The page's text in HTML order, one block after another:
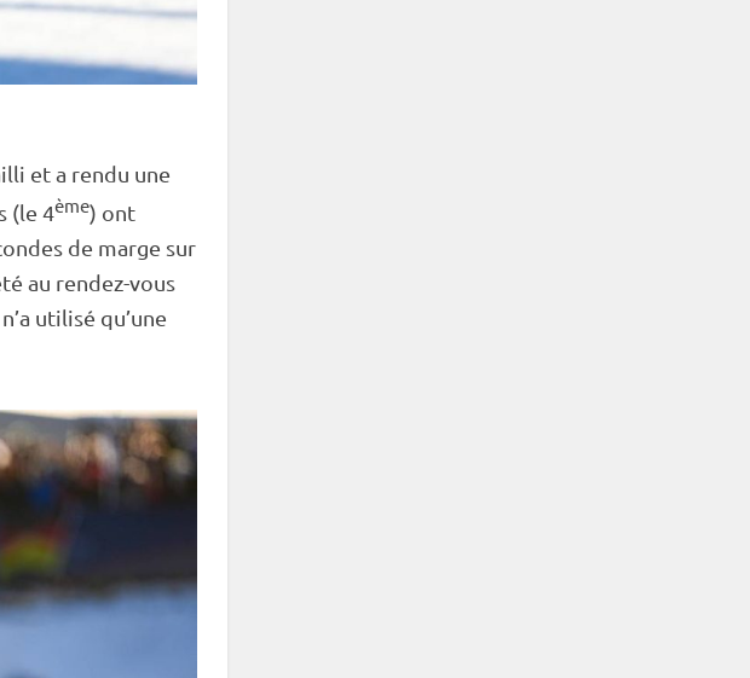
et a rendu une
(le 4ème) ont
de marge sur
au rendez-vous
utilisé qu’une